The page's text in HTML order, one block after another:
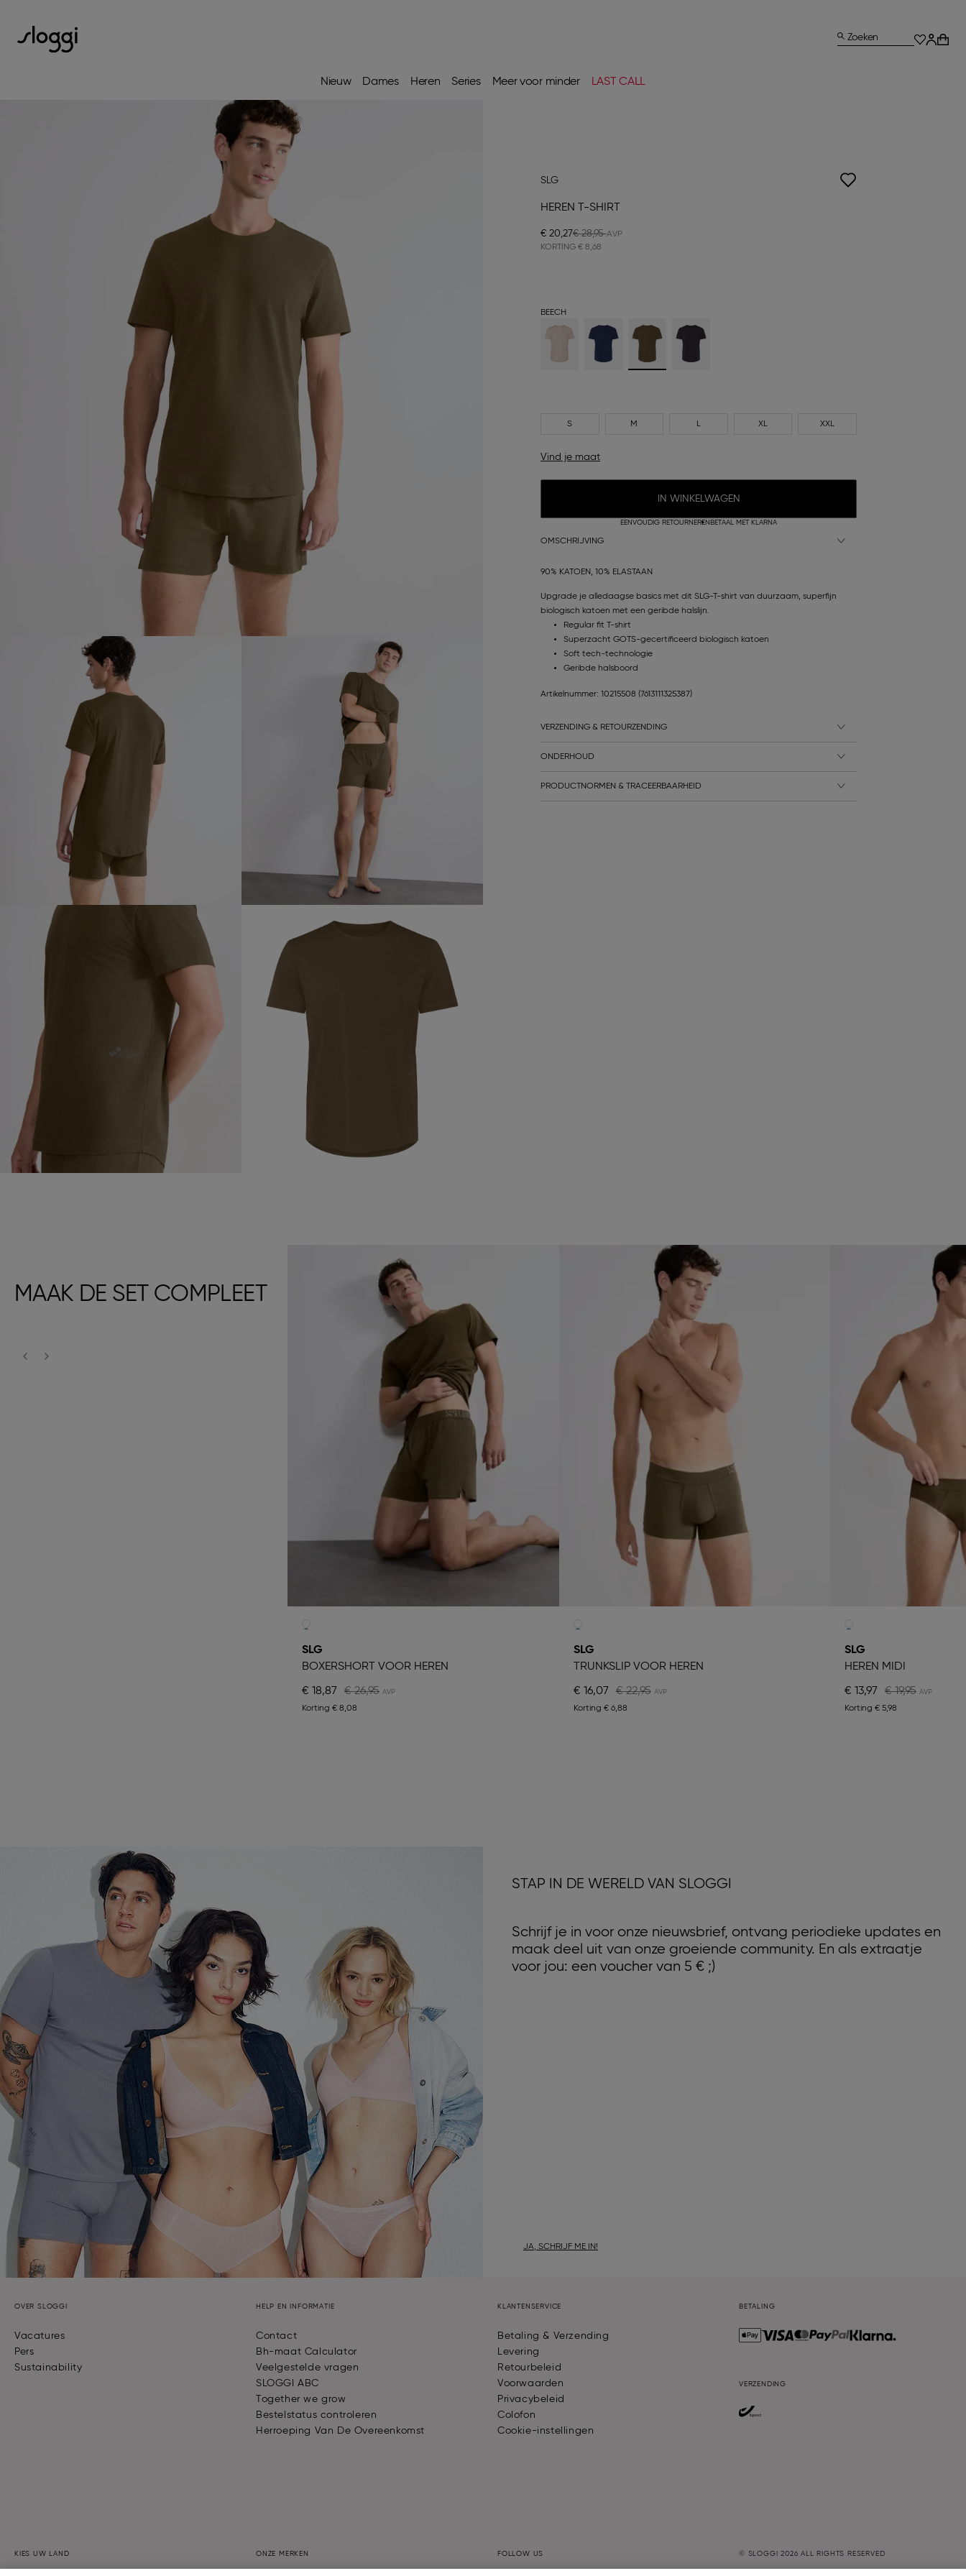
Nieuw Dames Heren Series Meer voor minder LAST CALL
Zoeken
SLG
HEREN T-SHIRT
€ 20,27€ 28,95
KORTING € 8,68
BEECH
S M L XL XXL
Vind je maat
IN WINKELWAGEN
EENVOUDIG RETOURNEREN BETAAL MET KLARNA
OMSCHRIJVING
90% KATOEN, 10% ELASTAAN
Upgrade je alledaagse basics met dit SLG-T-shirt van duurzaam, superfijn
biologisch katoen met een geribde halslijn.
Regular fit T-shirt
Superzacht GOTS-gecertificeerd biologisch katoen
Soft tech-technologie
Geribde halsboord
Artikelnummer: 10215508 (7613111325387)
VERZENDING & RETOURZENDING
ONDERHOUD
PRODUCTNORMEN & TRACEERBAARHEID
MAAK DE SET COMPLEET
SLG
BOXERSHORT VOOR HEREN
€ 18,87 € 26,95
Korting € 8,08
SLG
TRUNKSLIP VOOR HEREN
€ 16,07 € 22,95
Korting € 6,88
SLG
HEREN MIDI
€ 13,97 € 19,95
Korting€ 5,98
STAP IN DE WERELD VAN SLOGGI
Schrijf je in voor onze nieuwsbrief, ontvang periodieke updates en
maak deel uit van onze groeiende community. En als extraatje
voor jou: een voucher van 5 € ;)
JA, SCHRIJF ME IN!
ONZE MERKEN FOLLOW US
KIES UW LAND
OVER SLOGGI
Vacatures
Pers
Sustainability
HELP EN INFORMATIE
Contact
Bh-maat Calculator
Veelgestelde vragen
SLOGGI ABC
Together we grow
Bestelstatus controleren
Herroeping Van De Overeenkomst
KLANTENSERVICE
Betaling & Verzending
Levering
Retourbeleid
Voorwaarden
Privacybeleid
Colofon
Cookie-instellingen
BETALING
VERZENDING
© SLOGGI2026 ALL RIGHTS RESERVED